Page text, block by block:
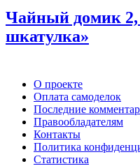
Чайный домик
шкатулка»
О проекте
Оплата самоделок
Последние
Правообладателям
Контакты
Политика
Статистика